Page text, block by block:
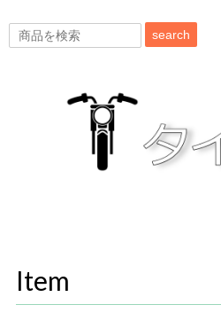
search
Item